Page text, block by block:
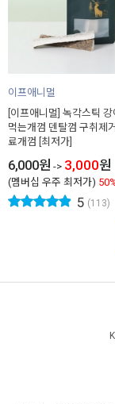
이프애니멀
[이프애니멀] 녹각스틱
먹는개껌 덴탈껌 구취제
료개껌 [최저가]
6,000원 -> 3,000원
(멤버십 우주 최저가)
5 (113)